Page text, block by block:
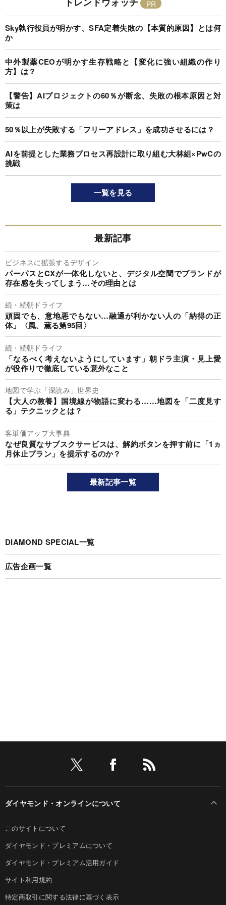
Sky執行役員が明かす、SFA定着失敗の【本質的原因】とは何
か
中外製薬CEOが明かす生存戦略と【変化に強い組織の作り
方】は？
【警告】AIプロジェクトの60％が断念、失敗の根本原因と対
策は
50％以上が失敗する「フリーアドレス」を成功させるには？
AIを前提とした業務プロセス再設計に取り組む大林組×PwCの
挑戦
一覧を見る
最新記事
ビジネスに拡張するデザイン
パーパスとCXが一体化しないと、デジタル空間でブランドが
存在感を失ってしまう…その理由とは
続・続朝ドライフ
頑固でも、意地悪でもない…融通が利かない人の「納得の正
体」〈風、薫る第95回〉
続・続朝ドライフ
「なるべく考えないようにしています」朝ドラ主演・見上愛
が役作りで徹底している意外なこと
地図で学ぶ「深読み」世界史
【大人の教養】国境線が物語に変わる……地図を「二度見す
る」テクニックとは？
客単価アップ大事典
なぜ良質なサブスクサービスは、解約ボタンを押す前に「1ヵ
月休止プラン」を提示するのか？
最新記事一覧
DIAMOND SPECIAL一覧
広告企画一覧
ダイヤモンド・オンラインについて
このサイトについて
ダイヤモンド・プレミアムについて
ダイヤモンド・プレミアム活用ガイド
サイト利用規約
特定商取引に関する法律に基づく表示